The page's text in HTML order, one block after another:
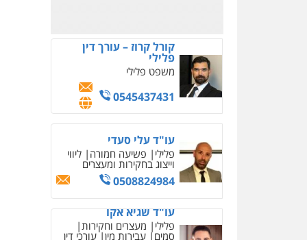
0524122241
עבירות פליליות משפט
עתירות אסירים
0523823782
עו"ד רועי אטיאס
משפט פלילי פשיעה
חמורה צווארון לבן
525043999